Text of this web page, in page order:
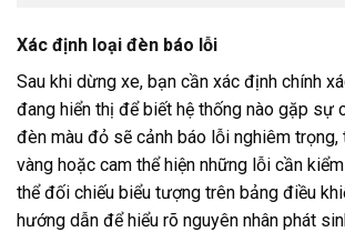
Xác định loại đèn báo lỗi
Sau khi dừng xe, bạn cần xác định chính
đang hiển thị để biết hệ thống nào gặp sự
đèn màu đỏ sẽ cảnh báo lỗi nghiêm trọng,
vàng hoặc cam thể hiện những lỗi cần
thể đối chiếu biểu tượng trên bảng điều
hướng dẫn để hiểu rõ nguyên nhân phát